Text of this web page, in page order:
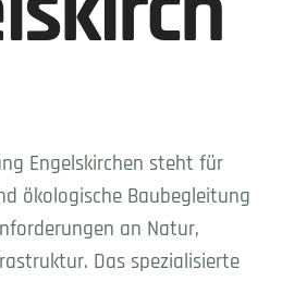
Engelskirchen steht für
ökologische Baubegleitung
an Natur,
Das spezialisierte